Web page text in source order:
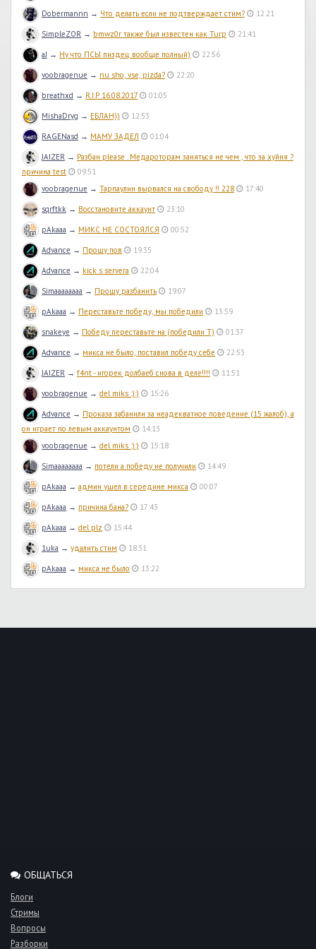
Dobermannn → Что делать если не подтверждает стим? 12:21
SimpleZOR → bmwz0r также был известен как Turp 21:41
aJ → Ну что ПСЫ пиздец вообще полный) 22:56
voobragenue → nu sho, vse, pizda? 22:20
breathxd → R.I.P 16.08.2017 01:05
MishaDryg → ЕБЛАН)) 12:53
RAGENasd → МАМУ ЗАДЕЛ 01:04
JAIZER → Разбан please . Медароторам заняться не чем , что за хуйня ?
причина test
09:51
voobragenue → Тарпаулин вырвался на свободу !! 228 17:40
sqrftkk → Восстановите аккаунт 23:10
pAkaaa → МИКС НЕ СОСТОЯЛСЯ 00:52
Advance → Прошу пов 19:35
Advance → kick s servera 22:04
Simaaaaaaaa → Прошу разбанить 19:07
pAkaaa → Переставьте победу, мы победили 13:59
snakeye → Победу переставьте на (победили T) 01:37
Advance → микса не было, поставил победу себе 22:53
JAIZER → f4nt - игорек долбаеб снова в деле!!!! 11:51
voobragenue → del miks :):) 15:26
Advance → Проказа забанили за неадекватное поведение (15 жалоб), а
он играет по левым аккаунтом
14:13
voobragenue → del miks :):) 15:18
Simaaaaaaaa → потели а победу не получили 14:49
pAkaaa → админ ушел в середине микса 00:07
pAkaaa → причина бана? 17:43
pAkaaa → del plz 15:44
1uka → удалить стим 18:31
pAkaaa → микса не было 13:22
ОБЩАТЬСЯ
Блоги
Стримы
Вопросы
Разборки